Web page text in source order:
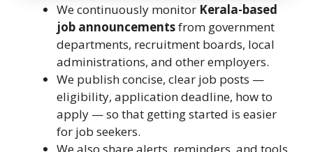
We continuously monitor Kerala-based
job announcementsfrom government
departments, recruitment boards, local
administrations, and other employers.
We publish concise, clear job posts —
eligibility, application deadline, how to
apply — so that getting started is easier
for job seekers.
We also share alerts, reminders, and tools